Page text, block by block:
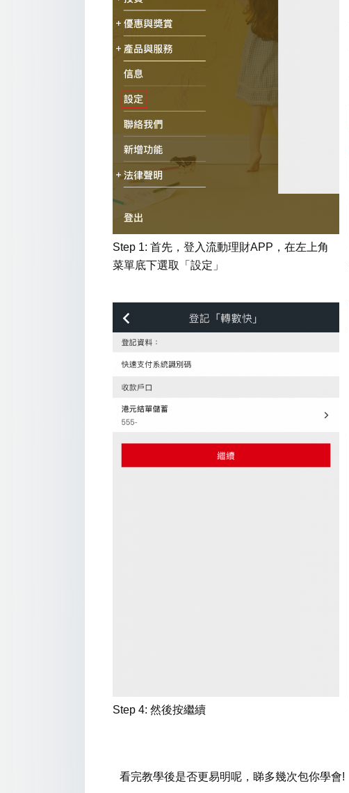
Step 1: 首先，登入流動理財APP，在左上角
菜單底下選取「設定」
Step 4: 然後按繼續
看完教學後是否更易明呢，睇多幾次包你學會!